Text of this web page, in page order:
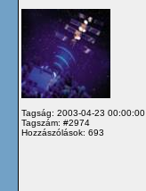
Tagság: 2003-04-23 00:00:00
Tagszám: #2974
Hozzászólások: 693